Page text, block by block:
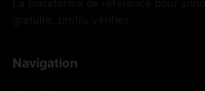
Navigation